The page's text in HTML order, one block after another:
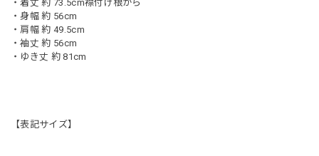
・着丈 約 73.5cm襟付け根から
・身幅 約 56cm
・肩幅 約 49.5cm
・袖丈 約 56cm
・ゆき丈 約 81cm
【表記サイズ】